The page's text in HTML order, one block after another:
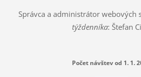
Správca a administrátor webových
týždenníka: Štefan
Počet návštev od 1. 1.